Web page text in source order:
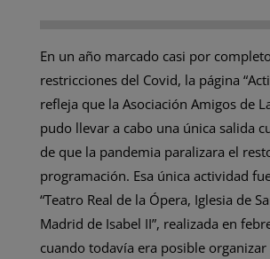
En un año marcado casi por
restricciones del Covid, la página
refleja que la Asociación Amigos de
pudo llevar a cabo una única salida
de que la pandemia paralizara el
programación. Esa única actividad
“Teatro Real de la Ópera, Iglesia de
Madrid de Isabel II”, realizada en
cuando todavía era posible